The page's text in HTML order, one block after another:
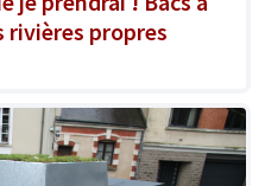
rivières propres